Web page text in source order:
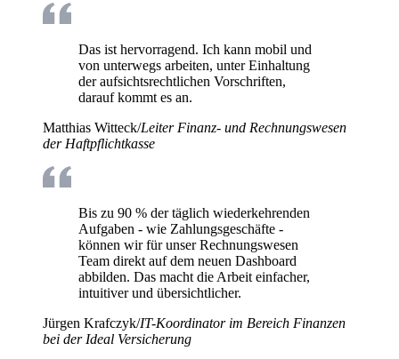
Das ist hervorragend. Ich kann mobil und
von unterwegs arbeiten, unter Einhaltung
der aufsichtsrechtlichen Vorschriften,
darauf kommt es an.
Matthias Witteck/Leiter Finanz- und Rechnungswesen
der Haftpflichtkasse
Bis zu 90 % der täglich wiederkehrenden
Aufgaben - wie Zahlungsgeschäfte -
können wir für unser Rechnungswesen
Team direkt auf dem neuen Dashboard
abbilden. Das macht die Arbeit einfacher,
intuitiver und übersichtlicher.
Jürgen Krafczyk/IT-Koordinator im Bereich Finanzen
bei der Ideal Versicherung